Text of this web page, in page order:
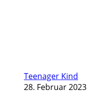
Teenager Kind
28. Februar 2023